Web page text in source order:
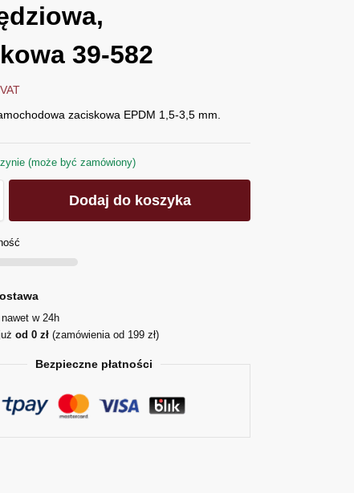
39-582
zaciskowa EPDM 1,5-3,5 mm.
(może być zamówiony)
Dodaj do koszyka
w 24h
od 0 zł (zamówienia od 199 zł)
Bezpieczne płatności